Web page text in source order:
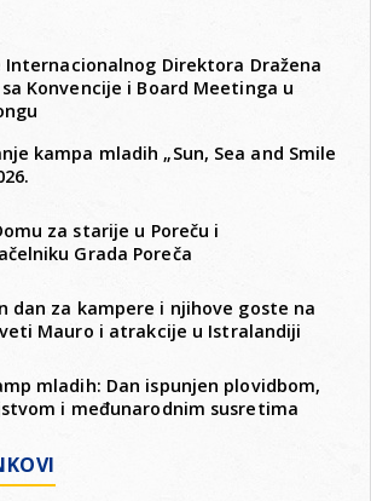
Internacionalnog Direktora Dražena
Konvencije i Board Meetinga u
kampa mladih „Sun, Sea and Smile
za starije u Poreču i
Grada Poreča
dan za kampere i njihove goste na
Mauro i atrakcije u Istralandiji
mladih: Dan ispunjen plovidbom,
i međunarodnim susretima